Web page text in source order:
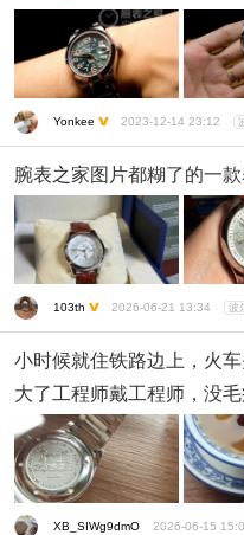
Yonkee 2023-12-14 23:12
腕表之家图片都糊了的一
103th 2026-06-21 13:34 波
小时候就住铁路边上，火
大了工程师戴工程师，没毛
XB_SIWg9dmO 2026-06-15